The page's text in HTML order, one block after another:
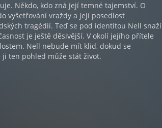
Někdo, kdo zná její temné tajemství. O
vyšetřování vraždy a její posedlost
tragédií. Teď se pod identitou Nell snaží
je ještě děsivější. V okolí jejího přítele
Nell nebude mít klid, dokud se
ten pohled může stát život.